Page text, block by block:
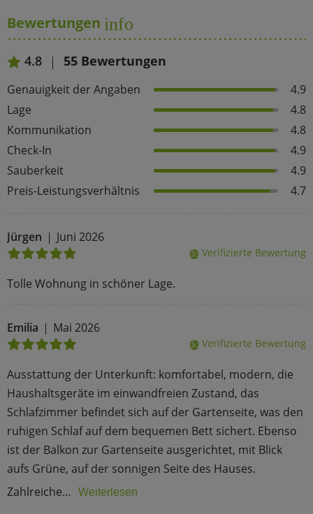
Bewertungen info
4.8 55 Bewertungen
Genauigkeit der Angaben
4.9
Lage
4.8
Kommunikation
4.8
Check-In
4.9
Sauberkeit
4.9
Preis-Leistungsverhältnis
4.7
Jürgen Juni 2026
doneVerifizierte Bewertung
Tolle Wohnung in schöner Lage.
Emilia Mai 2026
doneVerifizierte Bewertung
Ausstattung der Unterkunft: komfortabel, modern, die
Haushaltsgeräte im einwandfreien Zustand, das
Schlafzimmer befindet sich auf der Gartenseite, was den
ruhigen Schlaf auf dem bequemen Bett sichert. Ebenso
ist der Balkon zur Gartenseite ausgerichtet, mit Blick
aufs Grüne, auf der sonnigen Seite des Hauses.
Zahlreiche…
Weiterlesen